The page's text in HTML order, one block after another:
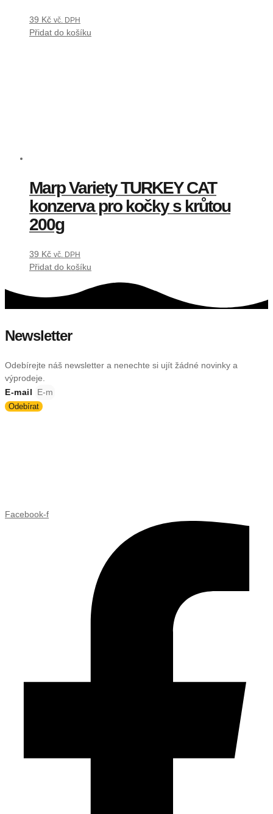
39 Kč vč. DPH
Přidat do košíku
Marp Variety TURKEY CAT
konzerva pro kočky s krůtou
200g
39 Kč vč. DPH
Přidat do košíku
Newsletter
Odebírejte náš newsletter a nenechte si ujít žádné novinky a
výprodeje.
E-mail
Odebírat
Facebook-f